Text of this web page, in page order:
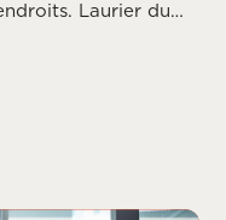
Laurier du
destinations